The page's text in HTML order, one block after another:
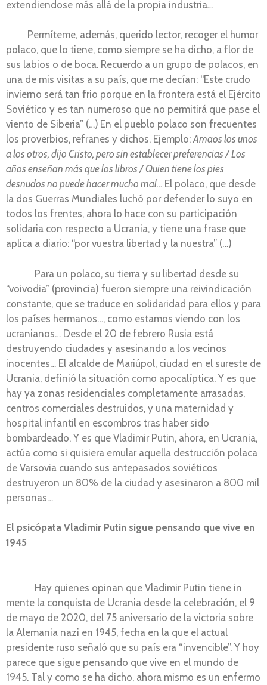
extendiendose más allá de la propia industria…
Permíteme, además, querido lector, recoger el humor
polaco, que lo tiene, como siempre se ha dicho, a flor de
sus labios o de boca. Recuerdo a un grupo de polacos, en
una de mis visitas a su país, que me decían: “Este crudo
invierno será tan frio porque en la frontera está el Ejército
Soviético y es tan numeroso que no permitirá que pase el
viento de Siberia” (…) En el pueblo polaco son frecuentes
los proverbios, refranes y dichos. Ejemplo:Amaos los unos
a los otros, dijo Cristo, pero sin establecer preferencias / Los
años enseñan más que los libros / Quien tiene los pies
desnudos no puede hacer mucho mal… El polaco, que desde
la dos Guerras Mundiales luchó por defender lo suyo en
todos los frentes, ahora lo hace con su participación
solidaria con respecto a Ucrania, y tiene una frase que
aplica a diario: “por vuestra libertad y la nuestra” (…)
Para un polaco, su tierra y su libertad desde su
“voivodia” (provincia) fueron siempre una reivindicación
constante, que se traduce en solidaridad para ellos y para
los países hermanos…, como estamos viendo con los
ucranianos… Desde el 20 de febrero Rusia está
destruyendo ciudades y asesinando a los vecinos
inocentes… El alcalde de Mariúpol, ciudad en el sureste de
Ucrania, definió la situación como apocalíptica. Y es que
hay ya zonas residenciales completamente arrasadas,
centros comerciales destruidos, y una maternidad y
hospital infantil en escombros tras haber sido
bombardeado. Y es que Vladimir Putin, ahora, en Ucrania,
actúa como si quisiera emular aquella destrucción polaca
de Varsovia cuando sus antepasados soviéticos
destruyeron un 80% de la ciudad y asesinaron a 800 mil
personas…
El psicópata Vladimir Putin sigue pensando que vive en
1945
Hay quienes opinan que Vladimir Putin tiene in
mente la conquista de Ucrania desde la celebración, el 9
de mayo de 2020, del 75 aniversario de la victoria sobre
la Alemania nazi en 1945, fecha en la que el actual
presidente ruso señaló que su país era “invencible”. Y hoy
parece que sigue pensando que vive en el mundo de
1945. Tal y como se ha dicho, ahora mismo es un enfermo